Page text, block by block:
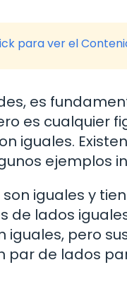
para ver el
es
es cualquier
iguales.
ejemplos
iguales y
de lados
iguales, pero
par de lados